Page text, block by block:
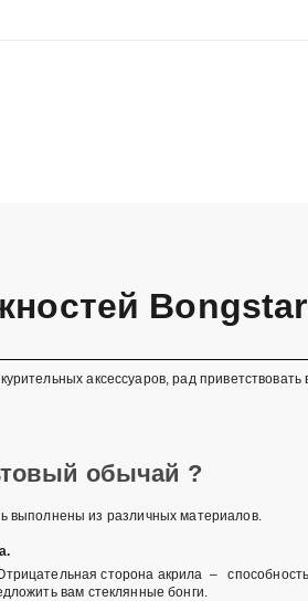
Bongstar
аксессуаров, рад приветствовать
обычай ?
выполнены из различных материалов.
сторона акрила –
вам стеклянные бонги.